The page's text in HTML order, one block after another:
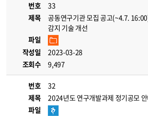
번호
33
제목
공동연구기관 모집 공고(~4.7.
감지 기술 개선
파일
작성일
2023-03-28
조회수
9,497
번호
32
제목
2024년도 연구개발과제 정기공모
파일